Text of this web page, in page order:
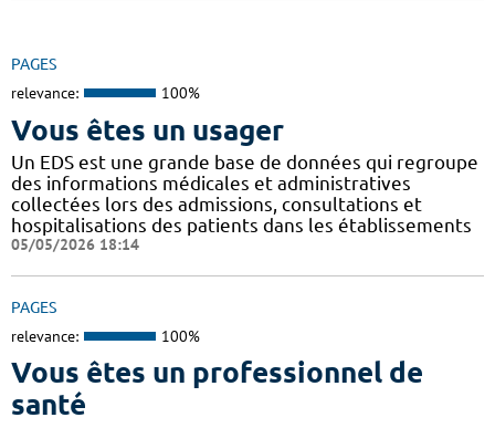
PAGES
relevance: 100%
Vous êtes un usager
Un EDS est une grande base de données qui regroupe
des informations médicales et administratives
collectées lors des admissions, consultations et
hospitalisations des patients dans les établissements
05/05/2026 18:14
PAGES
relevance: 100%
Vous êtes un professionnel de
santé